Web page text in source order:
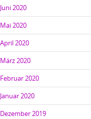
Juni 2020
Mai 2020
April 2020
März 2020
Februar 2020
Januar 2020
Dezember 2019